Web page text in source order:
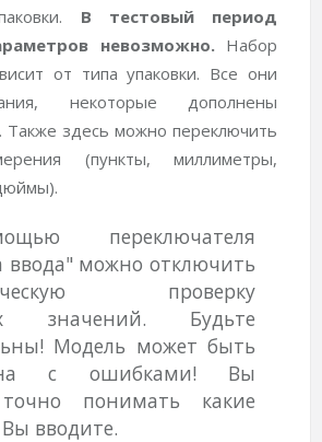
В тестовый период
невозможно.Набор
от типа упаковки. Все они
некоторые дополнены
Также здесь можно переключить
(пункты, миллиметры,
переключателя
ввода" можно отключить
проверку
значений. Будьте
Модель может быть
с ошибками! Вы
понимать какие
вводите.